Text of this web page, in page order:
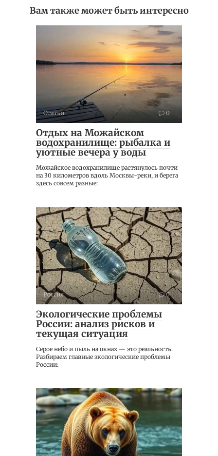
Вам также может быть интересно
Статьи 0
Отдых на Можайском
водохранилище: рыбалка и
уютные вечера у воды
Можайское водохранилище растянулось почти
на 30 километров вдоль Москвы-реки, и берега
здесь совсем разные:
Россия 0
Экологические проблемы
России: анализ рисков и
текущая ситуация
Серое небо и пыль на окнах — это реальность.
Разбираем главные экологические проблемы
России: